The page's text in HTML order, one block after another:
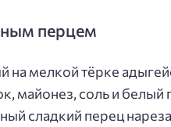
перцем
на мелкой тёрке
майонез, соль и
сладкий перец